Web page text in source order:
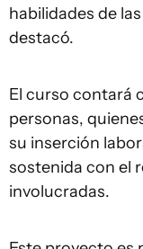
habilidades de
destacó.
El curso contará
personas,
su inserción
sostenida con el
involucradas.